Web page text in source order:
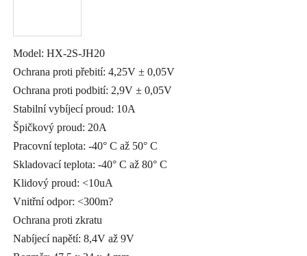
Model: HX-2S-JH20
Ochrana proti přebití: 4,25V ± 0,05V
Ochrana proti podbití: 2,9V ± 0,05V
Stabilní vybíjecí proud: 10A
Špičkový proud: 20A
Pracovní teplota: -40° C až 50° C
Skladovací teplota: -40° C až 80° C
Klidový proud: <10uA
Vnitřní odpor: <300m?
Ochrana proti zkratu
Nabíjecí napětí: 8,4V až 9V